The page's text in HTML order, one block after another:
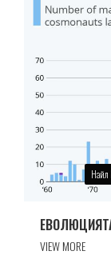
Найл
VIEW MORE